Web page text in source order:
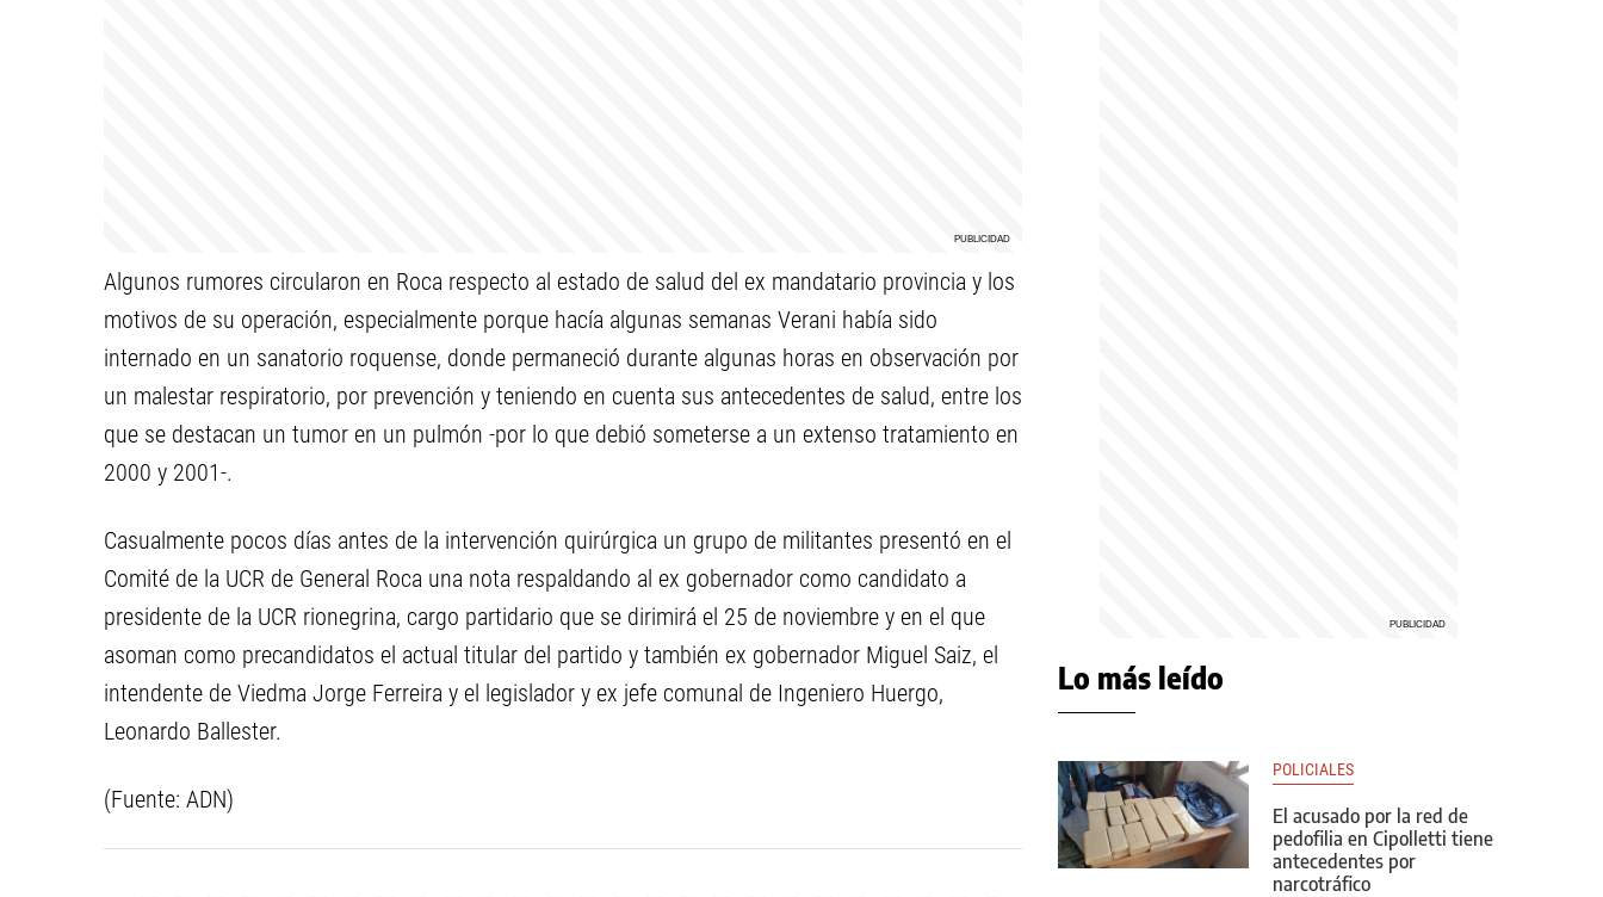
Algunos rumores circularon en Roca respecto al estado de salud del ex mandatario provincia y los
motivos de su operación, especialmente porque hacía algunas semanas Verani había sido
internado en un sanatorio roquense, donde permaneció durante algunas horas en observación por
un malestar respiratorio, por prevención y teniendo en cuenta sus antecedentes de salud, entre los
que se destacan un tumor en un pulmón -por lo que debió someterse a un extenso tratamiento en
2000 y 2001-.
Casualmente pocos días antes de la intervención quirúrgica un grupo de militantes presentó en el
Comité de la UCR de General Roca una nota respaldando al ex gobernador como candidato a
presidente de la UCR rionegrina, cargo partidario que se dirimirá el 25 de noviembre y en el que
asoman como precandidatos el actual titular del partido y también ex gobernador Miguel Saiz, el
intendente de Viedma Jorge Ferreira y el legislador y ex jefe comunal de Ingeniero Huergo,
Leonardo Ballester.
(Fuente: ADN)
Lo más leído
POLICIALES
El acusado por la red de
pedofilia en Cipolletti tiene
antecedentes por
narcotráfico